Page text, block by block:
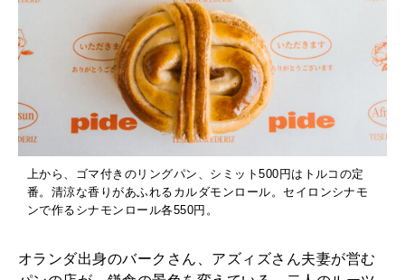
2026年1月号「猫がいれば、幸せ」
2025年12月号「お酒の新常識。」
上から、ゴマ付きのリングパン、シミット500円はトルコの定
番。清涼な香りがあふれるカルダモンロール。セイロンシナモ
ンで作るシナモンロール各550円。
オランダ出身のバークさん、アズィズさん夫妻が営む